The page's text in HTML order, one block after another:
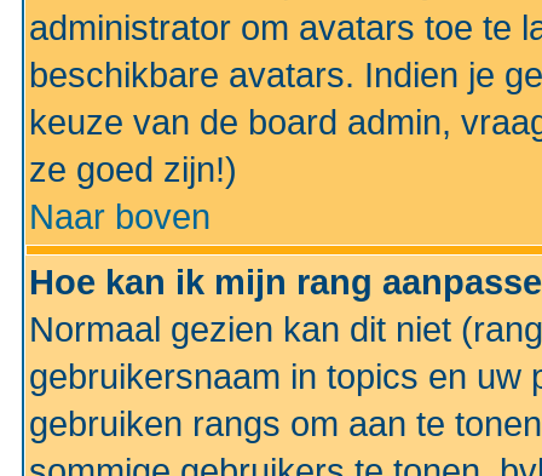
administrator om avatars toe te
beschikbare avatars. Indien je
keuze van de board admin,
ze goed zijn!)
Naar boven
Hoe kan ik mijn rang
Normaal gezien kan dit niet
gebruikersnaam in topics en uw
gebruiken rangs om aan te